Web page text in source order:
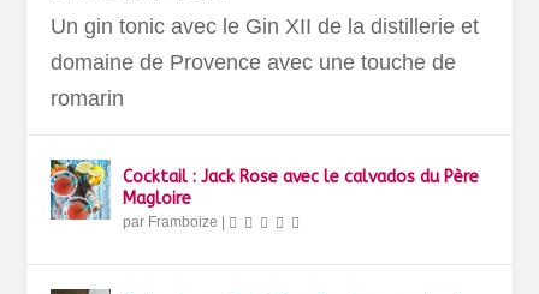
Un gin tonic avec le Gin XII de la distillerie et
domaine de Provence avec une touche de
romarin
Cocktail : Jack Rose avec le calvados du Père
Magloire
par Framboize |